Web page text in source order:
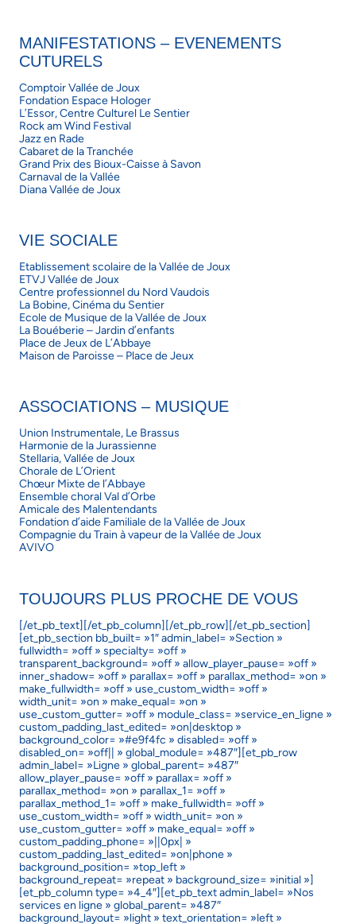
MANIFESTATIONS – EVENEMENTS
CUTURELS
Comptoir Vallée de Joux
Fondation Espace Hologer
L’Essor, Centre Culturel Le Sentier
Rock am Wind Festival
Jazz en Rade
Cabaret de la Tranchée
Grand Prix des Bioux-Caisse à Savon
Carnaval de la Vallée
Diana Vallée de Joux
VIE SOCIALE
Etablissement scolaire de la Vallée de Joux
ETVJ Vallée de Joux
Centre professionnel du Nord Vaudois
La Bobine, Cinéma du Sentier
Ecole de Musique de la Vallée de Joux
La Bouéberie – Jardin d’enfants
Place de Jeux de L’Abbaye
Maison de Paroisse – Place de Jeux
ASSOCIATIONS – MUSIQUE
Union Instrumentale, Le Brassus
Harmonie de la Jurassienne
Stellaria, Vallée de Joux
Chorale de L’Orient
Chœur Mixte de l’Abbaye
Ensemble choral Val d’Orbe
Amicale des Malentendants
Fondation d’aide Familiale de la Vallée de Joux
Compagnie du Train à vapeur de la Vallée de Joux
AVIVO
TOUJOURS PLUS PROCHE DE VOUS
[/et_pb_text][/et_pb_column][/et_pb_row][/et_pb_section]
[et_pb_section bb_built= »1″ admin_label= »Section »
fullwidth= »off » specialty= »off »
transparent_background= »off » allow_player_pause= »off »
inner_shadow= »off » parallax= »off » parallax_method= »on »
make_fullwidth= »off » use_custom_width= »off »
width_unit= »on » make_equal= »on »
use_custom_gutter= »off » module_class= »service_en_ligne »
custom_padding_last_edited= »on|desktop »
background_color= »#e9f4fc » disabled= »off »
disabled_on= »off|| » global_module= »487″][et_pb_row
admin_label= »Ligne » global_parent= »487″
allow_player_pause= »off » parallax= »off »
parallax_method= »on » parallax_1= »off »
parallax_method_1= »off » make_fullwidth= »off »
use_custom_width= »off » width_unit= »on »
use_custom_gutter= »off » make_equal= »off »
custom_padding_phone= »||0px| »
custom_padding_last_edited= »on|phone »
background_position= »top_left »
background_repeat= »repeat » background_size= »initial »]
[et_pb_column type= »4_4″][et_pb_text admin_label= »Nos
services en ligne » global_parent= »487″
background_layout= »light » text_orientation= »left »